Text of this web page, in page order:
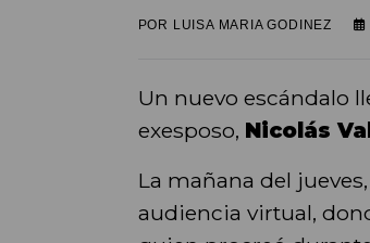
POR LUISA MARIA GODINEZ
Un nuevo escándalo
exesposo, Nicolás
La mañana del jueves,
audiencia virtual,